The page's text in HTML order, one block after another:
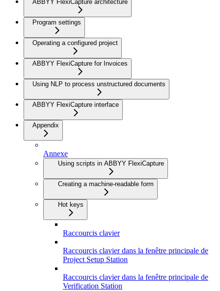
ABBYY FlexiCapture architecture
Program settings
Operating a configured project
ABBYY FlexiCapture for Invoices
Using NLP to process unstructured documents
ABBYY FlexiCapture interface
Appendix
Annexe
Using scripts in ABBYY FlexiCapture
Creating a machine-readable form
Hot keys
Raccourcis clavier
Raccourcis clavier dans la fenêtre principale de
Project Setup Station
Raccourcis clavier dans la fenêtre principale de
Verification Station